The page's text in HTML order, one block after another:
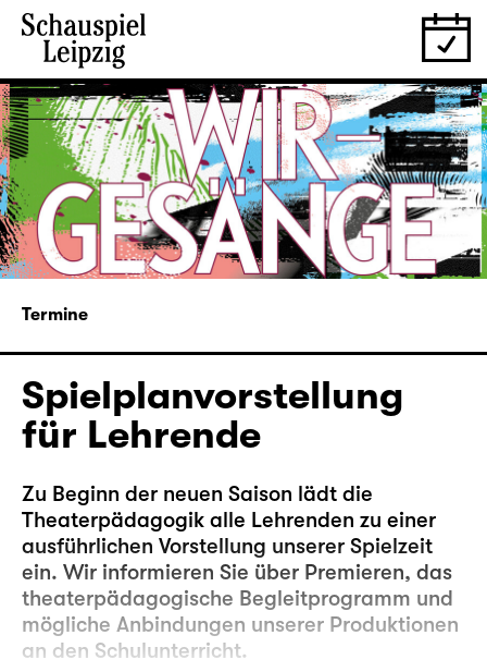
Termine
Spielplanvorstellung
für Lehrende
Zu Beginn der neuen Saison lädt die
Theaterpädagogik alle Lehrenden zu einer
ausführlichen Vorstellung unserer Spielzeit
ein. Wir informieren Sie über Premieren, das
theaterpädagogische Begleitprogramm und
mögliche Anbindungen unserer Produktionen
an den Schulunterricht.